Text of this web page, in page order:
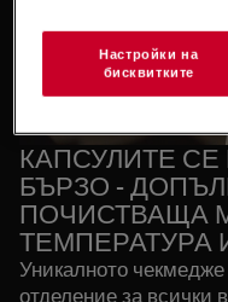
КАПСУЛИТЕ СЕ
БЪРЗО -
ПОЧИСТВАЩА
ТЕМПЕРАТУРА
Уникалното чекмедже
отделение за всички
Настройки на
бисквитките